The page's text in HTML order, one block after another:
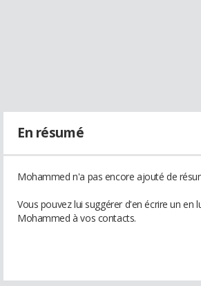
En résumé
Mohammed n'a pas encore ajouté de
Vous pouvez lui suggérer d'en écrire un
Mohammed à vos contacts.